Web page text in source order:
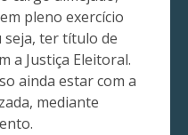
pleno exercício
ter título de
a Justiça Eleitoral.
ainda estar com a
mediante